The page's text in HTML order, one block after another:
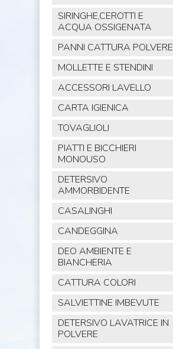
SIRINGHE,CEROTTI E
ACQUA OSSIGENATA
PANNI CATTURA POLVERE
MOLLETTE E STENDINI
ACCESSORI LAVELLO
CARTA IGIENICA
TOVAGLIOLI
PIATTI E BICCHIERI
MONOUSO
DETERSIVO
AMMORBIDENTE
CASALINGHI
CANDEGGINA
DEO AMBIENTE E
BIANCHERIA
CATTURA COLORI
SALVIETTINE IMBEVUTE
DETERSIVO LAVATRICE IN
POLVERE